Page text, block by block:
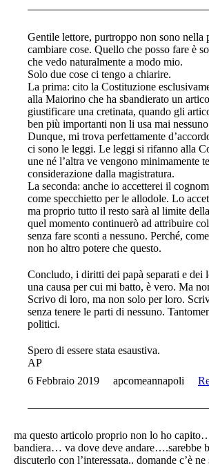
Gentile lettore, purtroppo non sono nella
cambiare cose. Quello che posso fare è
che vedo naturalmente a modo mio.
Solo due cose ci tengo a chiarire.
La prima: cito la Costituzione
alla Maiorino che ha sbandierato un
giustificare una cretinata, quando gli
ben più importanti non li usa mai
Dunque, mi trova perfettamente
ci sono le leggi. Le leggi si rifanno alla
une né l’altra ve vengono minimamente
considerazione dalla magistratura.
La seconda: anche io accetterei il
come specchietto per le allodole. Lo
ma proprio tutto il resto sarà al limite
quel momento continuerò ad attribuire
senza fare sconti a nessuno. Perché,
non ho altro potere che questo.
Concludo, i diritti dei papà separati e dei
una causa per cui mi batto, è vero. Ma
Scrivo di loro, ma non solo per loro.
senza tenere le parti di nessuno.
politici.
Spero di essere stata esaustiva.
AP
6 Febbraio 2019
apcomeannapoli
ma questo articolo proprio non lo ho
bandiera… va dove deve andare….sarebbe
discuterlo con l’interessata.. domande c’è